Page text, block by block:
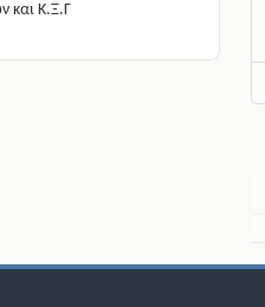
και Κ.Ξ.Γ